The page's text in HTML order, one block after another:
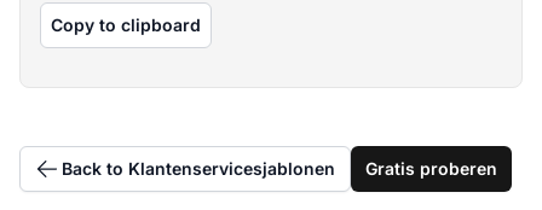
Copy to clipboard
Back to Klantenservicesjablonen Gratis proberen